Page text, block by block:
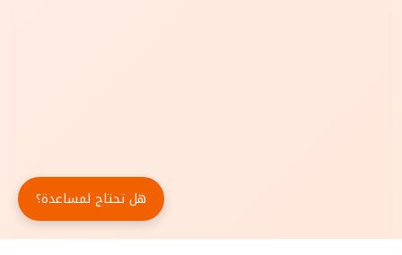
هل تحتاج لمساعدة؟